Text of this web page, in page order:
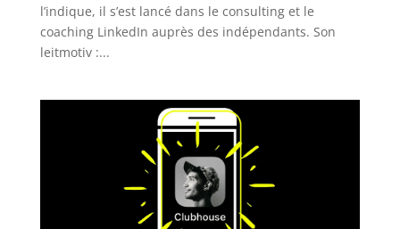
l’indique, il s’est lancé dans le consulting et le
coaching LinkedIn auprès des indépendants. Son
leitmotiv :...